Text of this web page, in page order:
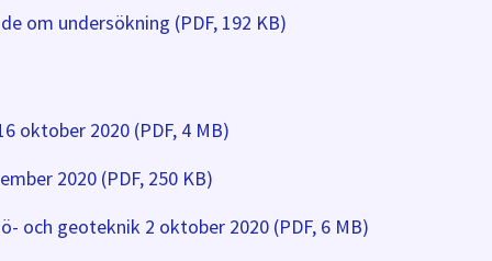
om undersökning (PDF, 192 KB)
oktober 2020 (PDF, 4 MB)
2020 (PDF, 250 KB)
och geoteknik 2 oktober 2020 (PDF, 6 MB)